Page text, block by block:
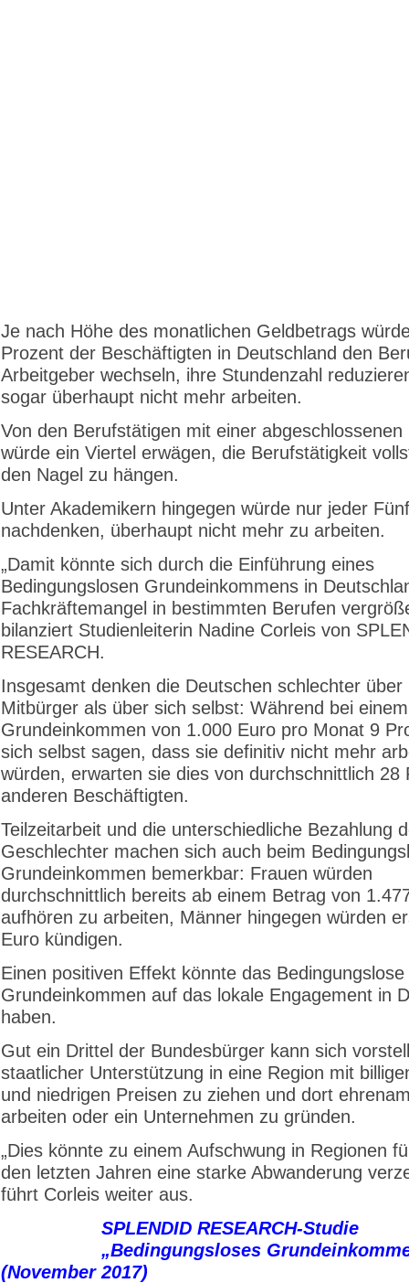
Je nach Höhe des monatlichen Geldbetrags
Prozent der Beschäftigten in Deutschland den
Arbeitgeber wechseln, ihre Stundenzahl
sogar überhaupt nicht mehr arbeiten.
Von den Berufstätigen mit einer abgeschlossenen
würde ein Viertel erwägen, die Berufstätigkeit
den Nagel zu hängen.
Unter Akademikern hingegen würde nur jeder
nachdenken, überhaupt nicht mehr zu arbeiten.
„Damit könnte sich durch die Einführung eines
Bedingungslosen Grundeinkommens in
Fachkräftemangel in bestimmten Berufen
bilanziert Studienleiterin Nadine Corleis von
RESEARCH.
Insgesamt denken die Deutschen schlechter über
Mitbürger als über sich selbst: Während bei einem
Grundeinkommen von 1.000 Euro pro Monat 9
sich selbst sagen, dass sie definitiv nicht mehr
würden, erwarten sie dies von durchschnittlich 28
anderen Beschäftigten.
Teilzeitarbeit und die unterschiedliche Bezahlung
Geschlechter machen sich auch beim
Grundeinkommen bemerkbar: Frauen würden
durchschnittlich bereits ab einem Betrag von
aufhören zu arbeiten, Männer hingegen würden
Euro kündigen.
Einen positiven Effekt könnte das Bedingungslose
Grundeinkommen auf das lokale Engagement in
haben.
Gut ein Drittel der Bundesbürger kann sich
staatlicher Unterstützung in eine Region mit
und niedrigen Preisen zu ziehen und dort
arbeiten oder ein Unternehmen zu gründen.
„Dies könnte zu einem Aufschwung in Regionen
den letzten Jahren eine starke Abwanderung
führt Corleis weiter aus.
SPLENDID RESEARCH-Studie
„Bedingungsloses
(November 2017)